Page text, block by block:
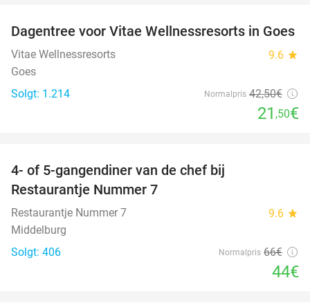
49%
Dagentree voor Vitae Wellnessresorts in Goes
Vitae Wellnessresorts 9.6 star
Goes
Solgt: 1.214
Normalpris 42,50€
21 ,50€
4- of 5-gangendiner van de chef bij
Restaurantje Nummer 7
Restaurantje Nummer 7 9.6 star
Middelburg
Solgt: 406
Normalpris 66€
44€